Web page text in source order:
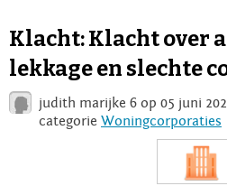
Voor Bedrijven
Login
Klacht: Klacht over
lekkage en slechte
judith marijke 6 op 05 juni
categorie Woningcorporaties